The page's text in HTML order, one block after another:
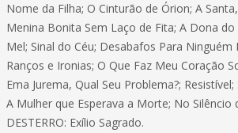
Nome da Filha; O Cinturão de Órion; A
Menina Bonita Sem Laço de Fita; A Dona
Mel; Sinal do Céu; Desabafos Para Ninguém
Ranços e Ironias; O Que Faz Meu Coração
Ema Jurema, Qual Seu Problema?;
A Mulher que Esperava a Morte; No Silêncio
DESTERRO: Exílio Sagrado.